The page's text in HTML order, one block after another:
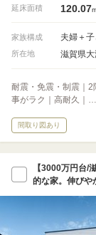
延床面積 120.07
家族構成 夫婦＋
所在地 滋賀県
耐震・免震・制震｜
事がラク｜高耐久｜…
間取り図あり
【3000万円台/
的な家。伸びや